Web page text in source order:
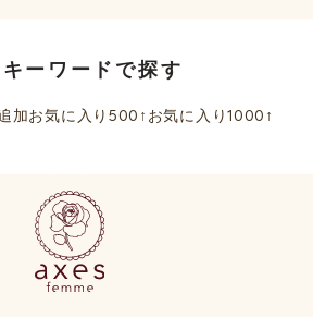
ーワードで探す
加お気に入り500↑ お気に入り1000↑